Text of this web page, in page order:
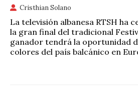
Cristhian Solano
La televisión albanesa RTSH ha
la gran final del tradicional
ganador tendrá la oportunidad
colores del país balcánico en